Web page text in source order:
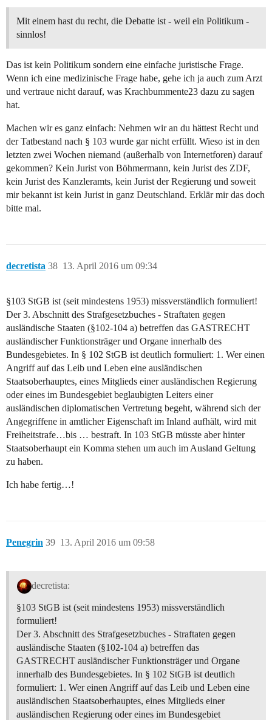
Mit einem hast du recht, die Debatte ist - weil ein Politikum -
sinnlos!
Das ist kein Politikum sondern eine einfache juristische Frage.
Wenn ich eine medizinische Frage habe, gehe ich ja auch zum Arzt
und vertraue nicht darauf, was Krachbummente23 dazu zu sagen
hat.
Machen wir es ganz einfach: Nehmen wir an du hättest Recht und
der Tatbestand nach § 103 wurde gar nicht erfüllt. Wieso ist in den
letzten zwei Wochen niemand (außerhalb von Internetforen) darauf
gekommen? Kein Jurist von Böhmermann, kein Jurist des ZDF,
kein Jurist des Kanzleramts, kein Jurist der Regierung und soweit
mir bekannt ist kein Jurist in ganz Deutschland. Erklär mir das doch
bitte mal.
decretista 13. April 2016 um 09:34
38
§103 StGB ist (seit mindestens 1953) missverständlich formuliert!
Der 3. Abschnitt des Strafgesetzbuches - Straftaten gegen
ausländische Staaten (§102-104 a) betreffen das GASTRECHT
ausländischer Funktionsträger und Organe innerhalb des
Bundesgebietes. In § 102 StGB ist deutlich formuliert: 1. Wer einen
Angriff auf das Leib und Leben eine ausländischen
Staatsoberhauptes, eines Mitglieds einer ausländischen Regierung
oder eines im Bundesgebiet beglaubigten Leiters einer
ausländischen diplomatischen Vertretung begeht, während sich der
Angegriffene in amtlicher Eigenschaft im Inland aufhält, wird mit
Freiheitstrafe…bis … bestraft. In 103 StGB müsste aber hinter
Staatsoberhaupt ein Komma stehen um auch im Ausland Geltung
zu haben.
Ich habe fertig…!
Penegrin 13. April 2016 um 09:58
39
decretista:
§103 StGB ist (seit mindestens 1953) missverständlich
formuliert!
Der 3. Abschnitt des Strafgesetzbuches - Straftaten gegen
ausländische Staaten (§102-104 a) betreffen das
GASTRECHT ausländischer Funktionsträger und Organe
innerhalb des Bundesgebietes. In § 102 StGB ist deutlich
formuliert: 1. Wer einen Angriff auf das Leib und Leben eine
ausländischen Staatsoberhauptes, eines Mitglieds einer
ausländischen Regierung oder eines im Bundesgebiet